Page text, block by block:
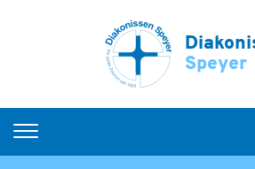
Speyer
Startseite